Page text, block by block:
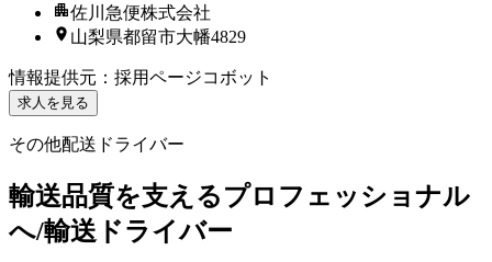
佐川急便株式会社
山梨県都留市大幡4829
情報提供元 ： 採用ページコボット
求人を見る
その他配送ドライバー
輸送品質を支えるプロフェッショナル
へ/輸送ドライバー